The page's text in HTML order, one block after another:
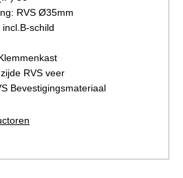
RVS Ø35mm
schild
RVS veer
Bevestigingsmateriaal